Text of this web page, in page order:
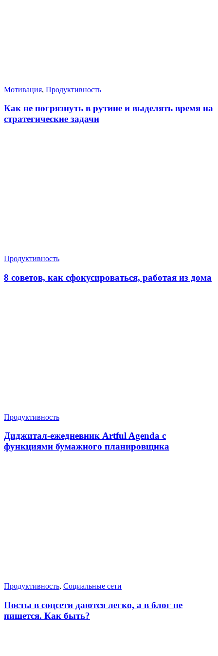
Мотивация, Продуктивность
Как не погрязнуть в рутине и выделять время на
стратегические задачи
Продуктивность
8 советов, как сфокусироваться, работая из дома
Продуктивность
Диджитал-ежедневник Artful Agenda с
функциями бумажного планировщика
Продуктивность, Социальные сети
Посты в соцсети даются легко, а в блог не
пишется. Как быть?